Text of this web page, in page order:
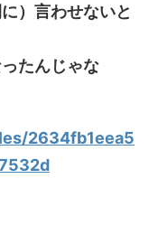
）言わせないと
たんじゃな
2634fb1eea5